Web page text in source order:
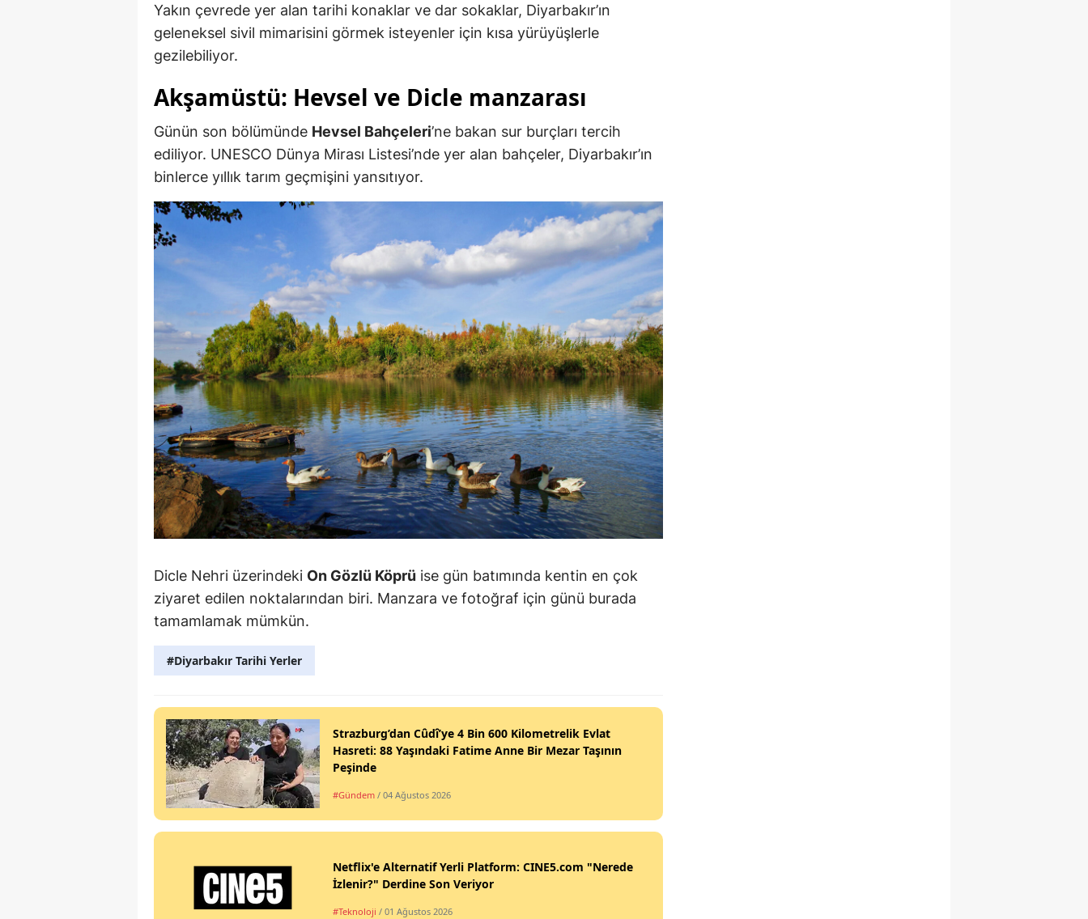
Yakın çevrede yer alan tarihi konaklar ve dar sokaklar, Diyarbakır’ın
geleneksel sivil mimarisini görmek isteyenler için kısa yürüyüşlerle
gezilebiliyor.
Akşamüstü: Hevsel ve Dicle manzarası
Günün son bölümünde Hevsel Bahçeleri’ne bakan sur burçları tercih
ediliyor. UNESCO Dünya Mirası Listesi’nde yer alan bahçeler, Diyarbakır’ın
binlerce yıllık tarım geçmişini yansıtıyor.
Dicle Nehri üzerindeki On Gözlü Köprü ise gün batımında kentin en çok
ziyaret edilen noktalarından biri. Manzara ve fotoğraf için günü burada
tamamlamak mümkün.
#Diyarbakır Tarihi Yerler
Strazburg’dan Cûdî’ye 4 Bin 600 Kilometrelik Evlat
Hasreti: 88 Yaşındaki Fatime Anne Bir Mezar Taşının
Peşinde
#Gündem / 04 Ağustos 2026
Netflix'e Alternatif Yerli Platform: CINE5.com "Nerede
İzlenir?" Derdine Son Veriyor
#Teknoloji / 01 Ağustos 2026